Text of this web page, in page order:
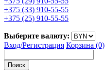
+375 (33) 910-55-55
+375 (25) 910-55-55
Выберите валюту:
Вход/Регистрация Корзина (0)
Поиск